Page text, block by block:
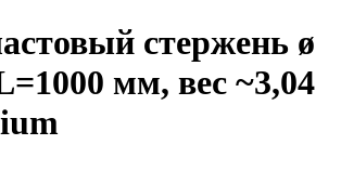
стержень ø
мм, вес ~3,04